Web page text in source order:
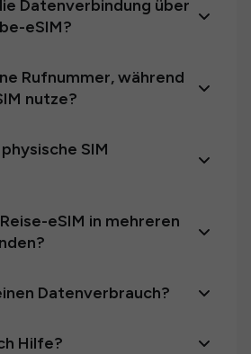
Datenverbindung über
eSIM?
Rufnummer, während
nutze?
SIM
eSIM in mehreren
Datenverbrauch?
Hilfe?